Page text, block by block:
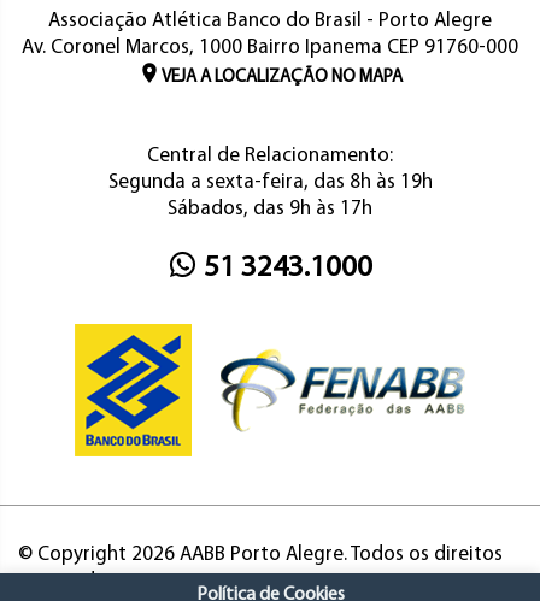
Associação Atlética Banco do Brasil - Porto Alegre
Av. Coronel Marcos, 1000 Bairro Ipanema CEP 91760-000
VEJA A LOCALIZAÇÃO NO MAPA
Central de Relacionamento:
Segunda a sexta-feira, das 8h às 19h
Sábados, das 9h às 17h
51 3243.1000
© Copyright 2026 AABB Porto Alegre. Todos os direitos
Política de Cookies